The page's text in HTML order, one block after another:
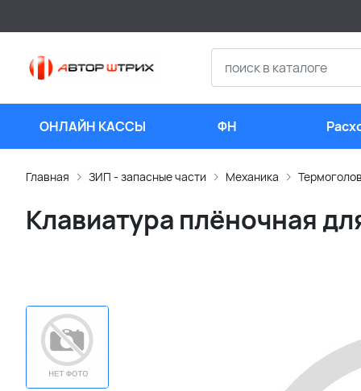
ОНЛАЙН КАССЫ ФН
Главная ЗИП - запасные части Механика
Клавиатура плёночная